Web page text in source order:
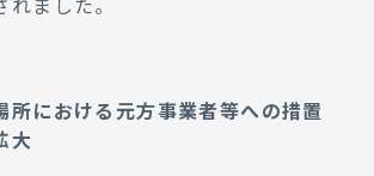
における元方事業者等への措置
大